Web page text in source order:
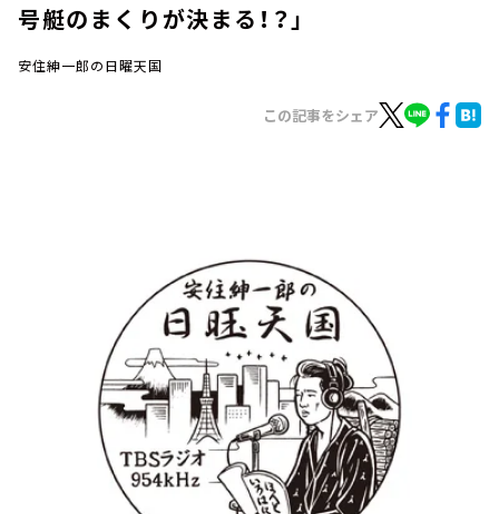
イベント・グッズ
YouTube
会社情報
号艇のまくりが決まる！？」
安住紳一郎の日曜天国
この記事をシェア